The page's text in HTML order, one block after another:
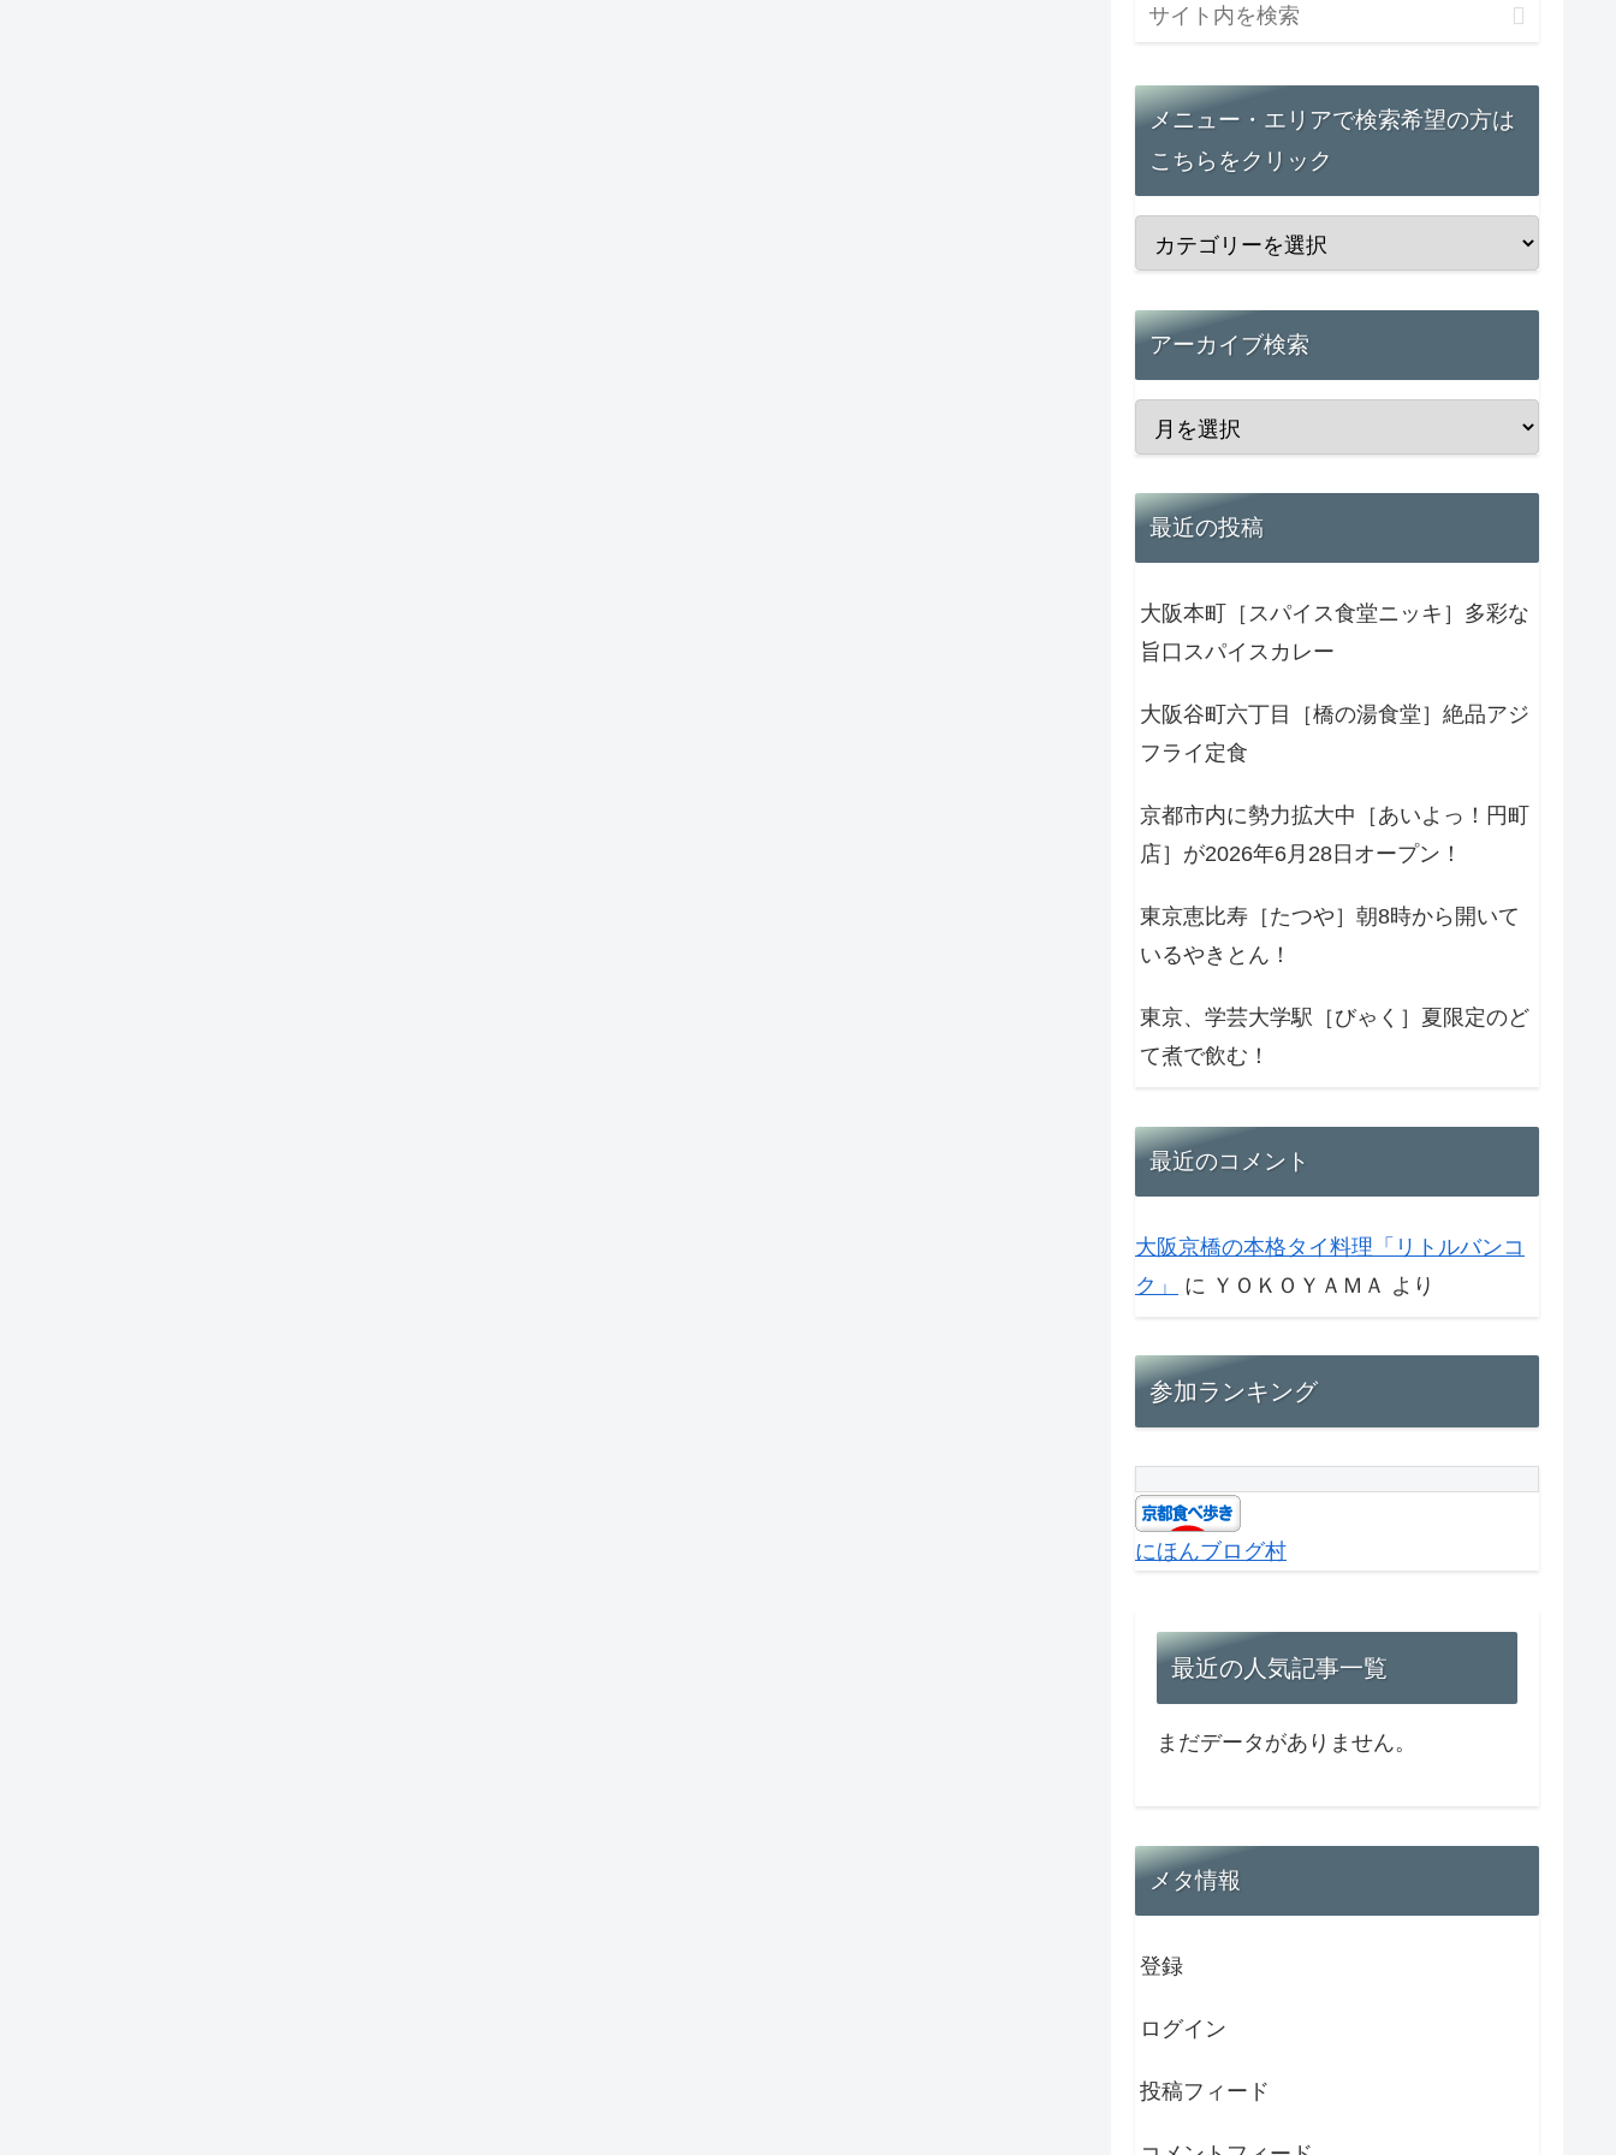
メニュー・エリアで検索希望の方は
こちらをクリック
アーカイブ検索
最近の投稿
大阪本町［スパイス食堂ニッキ］多彩な
旨口スパイスカレー
大阪谷町六丁目［橋の湯食堂］絶品アジ
フライ定食
京都市内に勢力拡大中［あいよっ！円町
店］が2026年6月28日オープン！
東京恵比寿［たつや］朝8時から開いて
いるやきとん！
東京、学芸大学駅［びゃく］夏限定のど
て煮で飲む！
最近のコメント
大阪京橋の本格タイ料理「リトルバンコ
ク」
に ＹＯＫＯＹＡＭＡ より
参加ランキング
にほんブログ村
最近の人気記事一覧
まだデータがありません。
メタ情報
登録
ログイン
投稿フィード